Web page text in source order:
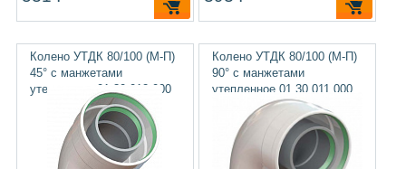
Колено УТДК 80/100 (М-П)
45° с манжетами
утепленное 01.30.012.000
Колено УТДК 80/100 (М-П)
90° с манжетами
утепленное 01.30.011.000